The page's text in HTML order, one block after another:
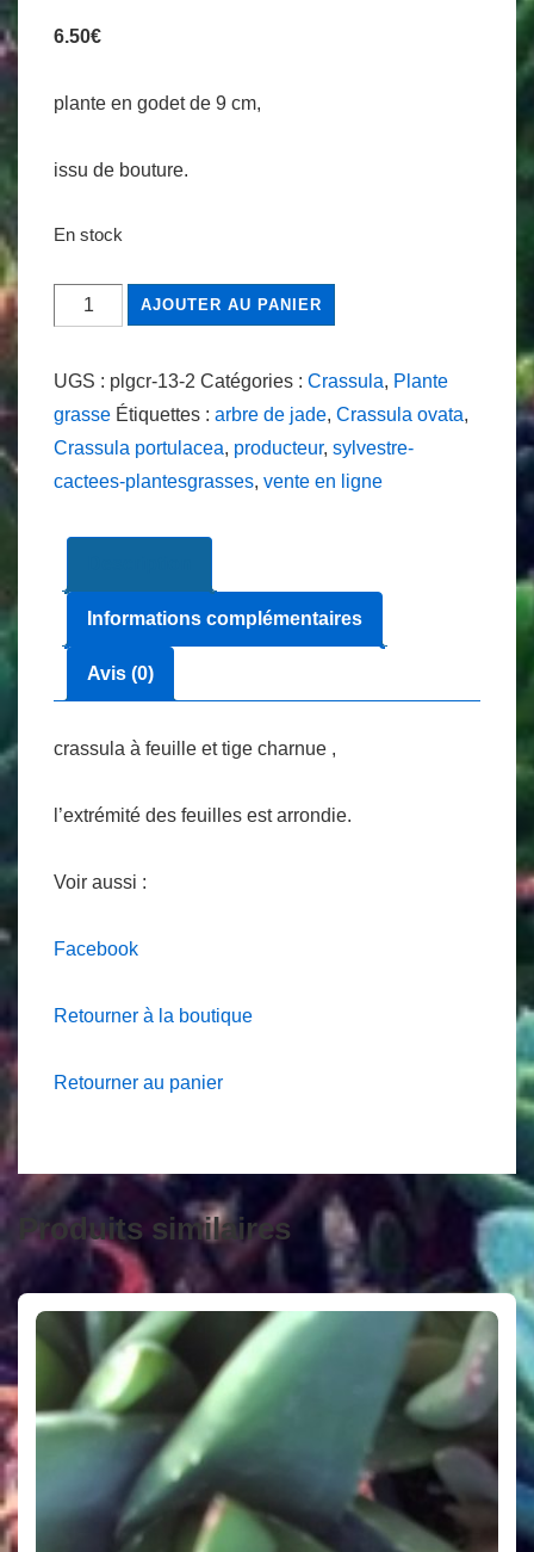
6.50€
plante en godet de 9 cm,
issu de bouture.
En stock
quantité
de
ou
crassula
9
AJOUTER AU PANIER
UGS : plgcr-13-2 Catégories : Crassula, Plante
grasse Étiquettes : arbre de jade, Crassula ovata,
Crassula portulacea, producteur, sylvestre-
cactees-plantesgrasses, vente en ligne
Informations complémentaires
Avis (0)
crassula à feuille et tige charnue ,
l’extrémité des feuilles est arrondie.
Voir aussi :
Facebook
Retourner à la boutique
Retourner au panier
Produits similaires